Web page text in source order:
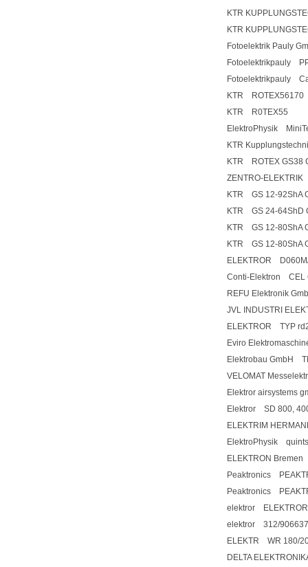
KTR
KTR
Fotoelektrik Pauly
Fotoelektrikpauly
Fotoelektrikpauly
KTR ROTEX56170
KTR R0TEX55
ElektroPhysik
KTR
KTR ROTEX GS38
ZENTRO-
KTR GS 12-92ShA
KTR GS 24-64ShD
KTR GS 12-80ShA
KTR GS 12-80ShA
ELEKTROR
Conti-Elektron CEL
REFU Elektronik
JVL INDUSTRI
ELEKTROR TYP
Eviro
Elektrobau GmbH
VELOMAT
Elektror airsystems
Elektror SD 800,
ELEKTRIM
ElektroPhysik
ELEKTRON
Peaktronics
Peaktronics
elektror ELEKTROR
elektror 312/
ELEKTR WR 180/
DELTA